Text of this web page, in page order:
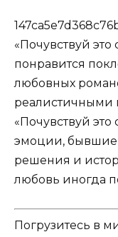
«Почувствуй
понравится
любовных
реалистичными
«Почувствуй
эмоции, бывшие
решения и
любовь иногда
Погрузитесь в